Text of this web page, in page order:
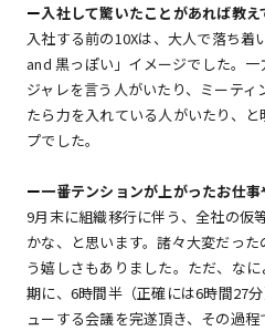
ー入社して驚いたことがあれば教え
入社する前の10Xは、大人で落ち着
and 黒っぽい」イメージでした。
ジャレを言う人がいたり、ミーテ
たら力を入れている人がいたり、
プでした。
ー一番テンションが上がったお仕
9月末に組織移行に伴う、全社の仮
かな、と思います。諸々大変だっ
う嬉しさもありました。ただ、な
期に、6時間半（正確には6時間27
ューする会議を完遂頂き、その過